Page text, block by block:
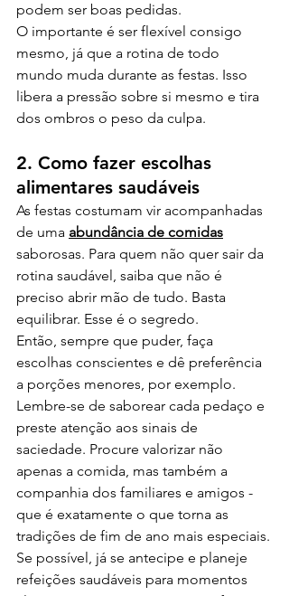
podem ser boas pedidas.
O importante é ser flexível consigo
mesmo, já que a rotina de todo
mundo muda durante as festas. Isso
libera a pressão sobre si mesmo e tira
dos ombros o peso da culpa.
2. Como fazer escolhas
alimentares saudáveis
As festas costumam vir acompanhadas
de uma abundância de comidas
saborosas. Para quem não quer sair da
rotina saudável, saiba que não é
preciso abrir mão de tudo. Basta
equilibrar. Esse é o segredo.
Então, sempre que puder, faça
escolhas conscientes e dê preferência
a porções menores, por exemplo.
Lembre-se de saborear cada pedaço e
preste atenção aos sinais de
saciedade. Procure valorizar não
apenas a comida, mas também a
companhia dos familiares e amigos -
que é exatamente o que torna as
tradições de fim de ano mais especiais.
Se possível, já se antecipe e planeje
refeições saudáveis para momentos